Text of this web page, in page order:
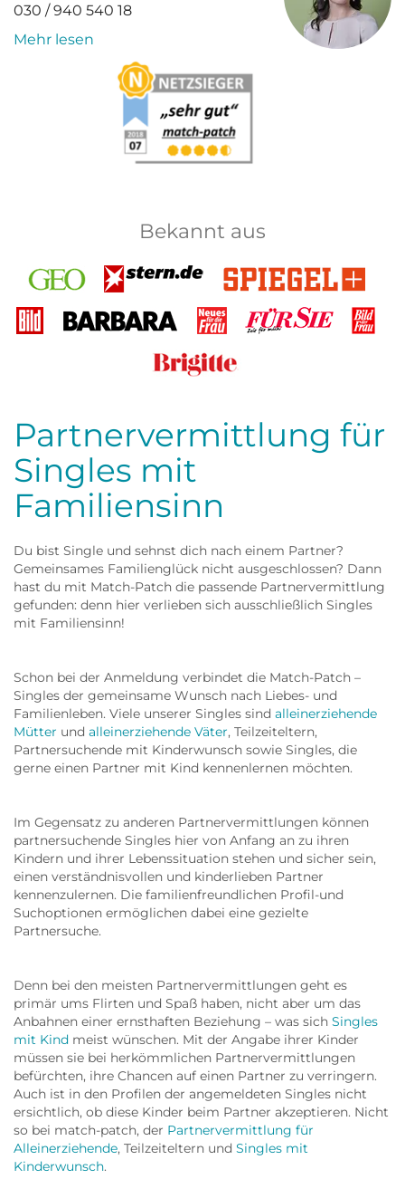
030 / 940 540 18
Mehr lesen
Bekannt aus
GEO Stern Spiegel+
Bild Barbara
Neues
für
die
Frau
Für Sie
Bild
der
Brigitte
Partnervermittlung für
Singles mit
Familiensinn
Du bist Single und sehnst dich nach einem Partner?
Gemeinsames Familienglück nicht ausgeschlossen? Dann
hast du mit Match-Patch die passende Partnervermittlung
gefunden: denn hier verlieben sich ausschließlich Singles
mit Familiensinn!
Schon bei der Anmeldung verbindet die Match-Patch –
Singles der gemeinsame Wunsch nach Liebes- und
Familienleben. Viele unserer Singles sind alleinerziehende
Mütter und alleinerziehende Väter, Teilzeiteltern,
Partnersuchende mit Kinderwunsch sowie Singles, die
gerne einen Partner mit Kind kennenlernen möchten.
Im Gegensatz zu anderen Partnervermittlungen können
partnersuchende Singles hier von Anfang an zu ihren
Kindern und ihrer Lebenssituation stehen und sicher sein,
einen verständnisvollen und kinderlieben Partner
kennenzulernen. Die familienfreundlichen Profil-und
Suchoptionen ermöglichen dabei eine gezielte
Partnersuche.
Denn bei den meisten Partnervermittlungen geht es
primär ums Flirten und Spaß haben, nicht aber um das
Anbahnen einer ernsthaften Beziehung – was sich Singles
mit Kind meist wünschen. Mit der Angabe ihrer Kinder
müssen sie bei herkömmlichen Partnervermittlungen
befürchten, ihre Chancen auf einen Partner zu verringern.
Auch ist in den Profilen der angemeldeten Singles nicht
ersichtlich, ob diese Kinder beim Partner akzeptieren. Nicht
so bei match-patch, der Partnervermittlung für
Alleinerziehende, Teilzeiteltern und Singles mit
Kinderwunsch.